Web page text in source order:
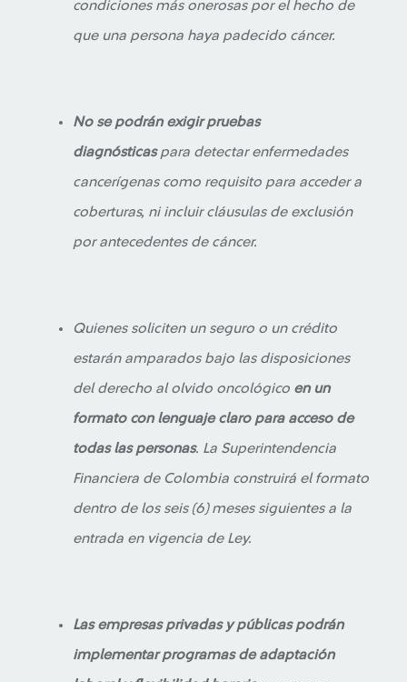
condiciones más onerosas por el hecho de
que una persona haya padecido cáncer.
No se podrán exigir pruebas
diagnósticaspara detectar enfermedades
cancerígenas como requisito para acceder a
coberturas, ni incluir cláusulas de exclusión
por antecedentes de cáncer.
Quienes soliciten un seguro o un crédito
estarán amparados bajo las disposiciones
del derecho al olvido oncológico en un
formato con lenguaje claro para acceso de
todas las personas. La Superintendencia
Financiera de Colombia construirá el formato
dentro de los seis (6) meses siguientes a la
entrada en vigencia de Ley.
Las empresas privadas y públicas podrán
implementar programas de adaptación